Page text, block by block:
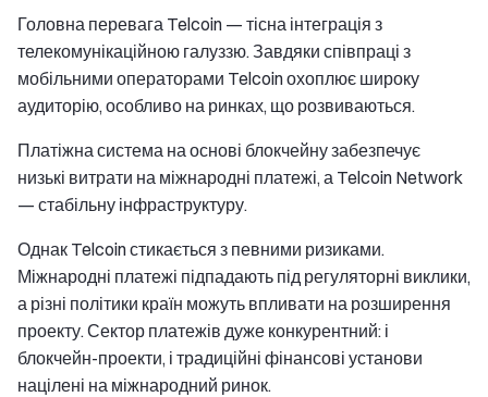
Головна перевага Telcoin — тісна інтеграція з
телекомунікаційною галуззю. Завдяки співпраці з
мобільними операторами Telcoin охоплює широку
аудиторію, особливо на ринках, що розвиваються.
Платіжна система на основі блокчейну забезпечує
низькі витрати на міжнародні платежі, а Telcoin Network
— стабільну інфраструктуру.
Однак Telcoin стикається з певними ризиками.
Міжнародні платежі підпадають під регуляторні виклики,
а різні політики країн можуть впливати на розширення
проекту. Сектор платежів дуже конкурентний: і
блокчейн-проекти, і традиційні фінансові установи
націлені на міжнародний ринок.